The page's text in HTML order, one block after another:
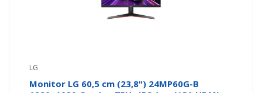
LG
Monitor LG 60,5 cm (23,8") 24MP60G-B